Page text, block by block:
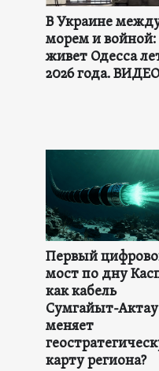
В Украине
морем и войной:
живет Одесса
2026 года. ВИДЕО
Первый
мост по дну
как кабель
Сумгайыт-Актау
меняет
карту региона?